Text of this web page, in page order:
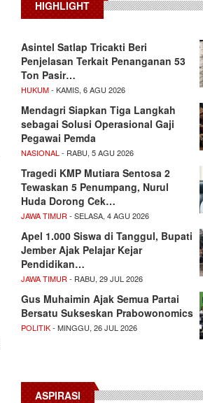
HIGHLIGHT
Asintel Satlap Tricakti Beri
Penjelasan Terkait Penanganan 53
Ton Pasir…
HUKUM- KAMIS, 6 AGU 2026
Mendagri Siapkan Tiga Langkah
sebagai Solusi Operasional Gaji
Pegawai Pemda
NASIONAL - RABU, 5 AGU 2026
Tragedi KMP Mutiara Sentosa 2
Tewaskan 5 Penumpang, Nurul
Huda Dorong Cek…
JAWA TIMUR - SELASA, 4 AGU 2026
Apel 1.000 Siswa di Tanggul, Bupati
Jember Ajak Pelajar Kejar
Pendidikan…
JAWA TIMUR - RABU, 29 JUL 2026
Gus Muhaimin Ajak Semua Partai
Bersatu Sukseskan Prabowonomics
POLITIK- MINGGU, 26 JUL 2026
ASPIRASI